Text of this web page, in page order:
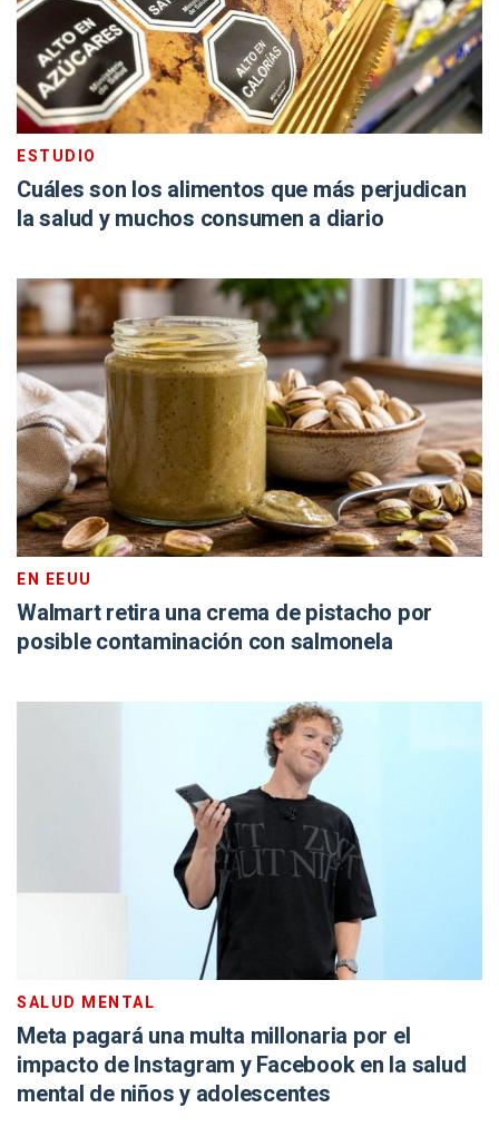
ESTUDIO
Cuáles son los alimentos que más perjudican
la salud y muchos consumen a diario
EN EEUU
Walmart retira una crema de pistacho por
posible contaminación con salmonela
SALUD MENTAL
Meta pagará una multa millonaria por el
impacto de Instagram y Facebook en la salud
mental de niños y adolescentes